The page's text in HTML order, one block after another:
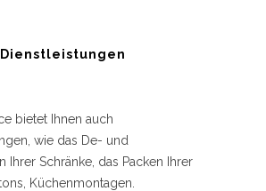
bietet Ihnen auch
wie das De- und
Ihrer Schränke, das Packen Ihrer
Küchenmontagen.